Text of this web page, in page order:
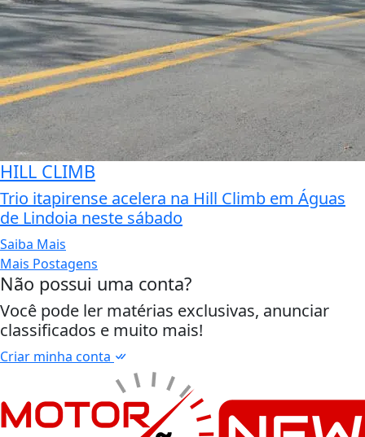
HILL CLIMB
Trio itapirense acelera na Hill Climb em Águas
de Lindoia neste sábado
Saiba Mais
Mais Postagens
Não possui uma conta?
Você pode ler matérias exclusivas, anunciar
classificados e muito mais!
Criar minha conta